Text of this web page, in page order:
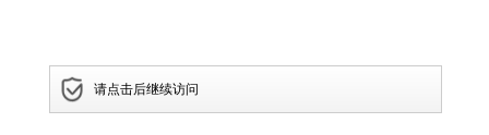
请点击后继续访问